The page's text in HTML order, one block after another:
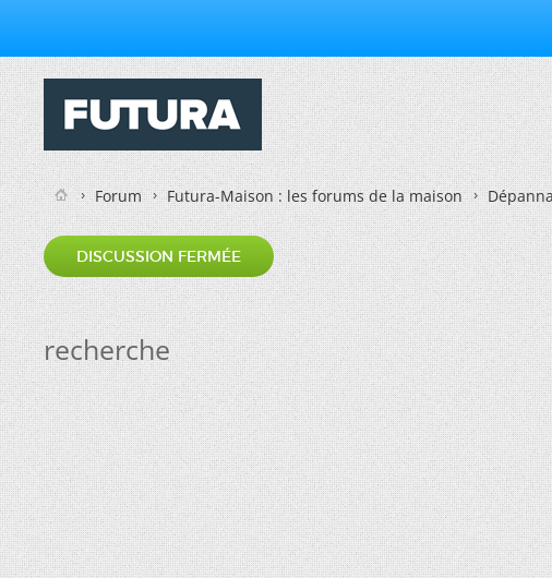
Forum Futura-Maison : les forums de la maison
DISCUSSION FERMÉE
recherche